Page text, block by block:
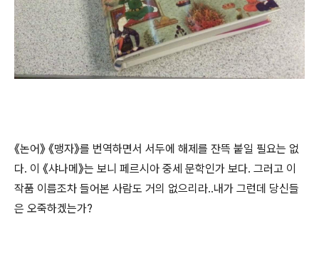
《논어》 《맹자》를 번역하면서 서두에 해제를 잔뜩 붙일 필요는 없
다. 이 《샤나메》는 보니 페르시아 중세 문학인가 보다. 그러고 이
작품 이름조차 들어본 사람도 거의 없으리라..내가 그런데 당신들
은 오죽하겠는가?